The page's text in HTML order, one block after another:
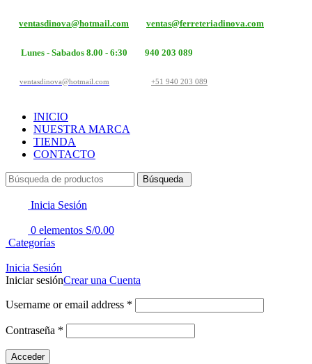
ventasdinova@hotmail.com ventas@ferreteriadinova.com
Lunes - Sabados 8.00 - 6:30 940 203 089
ventasdinova@hotmail.com +51 940 203 089
INICIO
NUESTRA MARCA
TIENDA
CONTACTO
Búsqueda
Inicia Sesión
0 elementos S/0.00
Categorías
Inicia Sesión
Iniciar sesiónCrear una Cuenta
Username or email address *
Contraseña *
Acceder